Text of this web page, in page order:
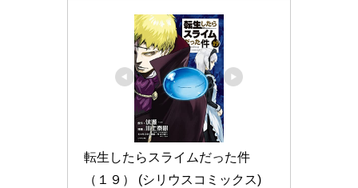
転生したらスライムだった件
（１９） (シリウスコミックス)